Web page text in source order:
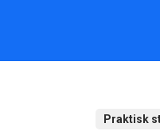
Praktisk